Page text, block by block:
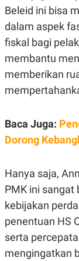
I
G
K
M
E
I
I
D
SITEMAPPROFILE
PEDOMAN
PEMBERITAAN
SIBER
PRIVACY
POLICY
Beleid ini bisa
dalam aspek
fiskal bagi
membantu
memberikan
Baca Juga:
Dorong
Hanya saja,
PMK ini sangat
kebijakan
penentuan HS
serta
mengingatkan